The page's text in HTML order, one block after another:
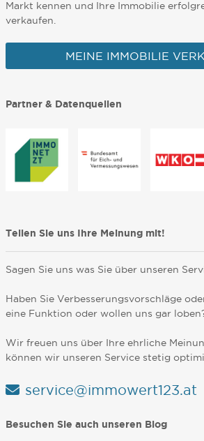
Markt kennen und Ihre Immobilie
verkaufen.
MEINE IMMOBILIE
Partner & Datenquellen
Teilen Sie uns Ihre Meinung mit!
Sagen Sie uns was Sie über unseren
Haben Sie Verbesserungsvorschläge
eine Funktion oder wollen uns gar
Wir freuen uns über Ihre ehrliche
können wir unseren Service stetig
service@immowert123.at
Besuchen Sie auch unseren Blog